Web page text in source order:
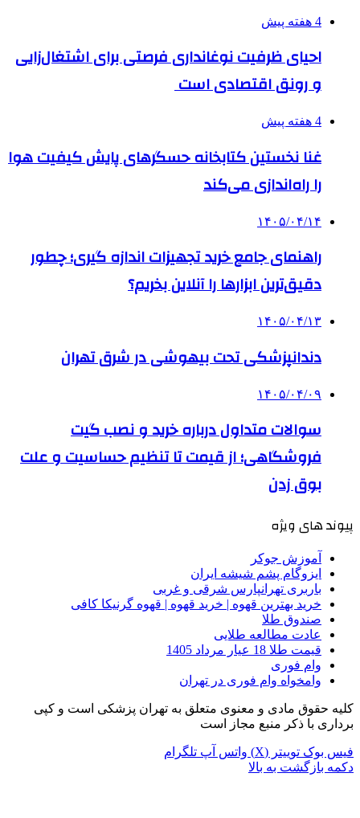
4 هفته پیش
احیای ظرفیت نوغانداری فرصتی برای اشتغال‌زایی
و رونق اقتصادی است
4 هفته پیش
غنا نخستین کتابخانه حسگرهای پایش کیفیت هوا
را راه‌اندازی می‌کند
۱۴۰۵/۰۴/۱۴
راهنمای جامع خرید تجهیزات اندازه گیری؛ چطور
دقیق‌ترین ابزارها را آنلاین بخریم؟
۱۴۰۵/۰۴/۱۳
دندانپزشکی تحت بیهوشی در شرق تهران
۱۴۰۵/۰۴/۰۹
سوالات متداول درباره خرید و نصب گیت
فروشگاهی؛ از قیمت تا تنظیم حساسیت و علت
بوق زدن
پیوند های ویژه
آموزش جوکر
ایزوگام پشم شیشه ایران
باربری تهرانپارس شرقی و غربی
خرید بهترین قهوه | خرید قهوه | قهوه گرنیکا کافی
صندوق طلا
عادت مطالعه طلایی
قیمت طلا 18 عیار مرداد 1405
وام فوری
وامخواه وام فوری در تهران
کلیه حقوق مادی و معنوی متعلق به تهران پزشکی است و کپی
برداری با ذکر منبع مجاز است
فیس بوک توییتر (X) واتس آپ تلگرام
دکمه بازگشت به بالا